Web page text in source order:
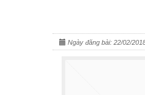
Ngày đăng bài: 22/02/